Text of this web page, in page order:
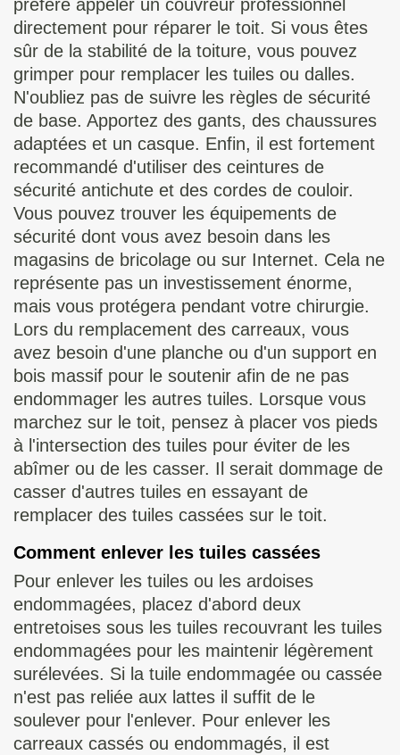
préfère appeler un couvreur professionnel
directement pour réparer le toit. Si vous êtes
sûr de la stabilité de la toiture, vous pouvez
grimper pour remplacer les tuiles ou dalles.
N'oubliez pas de suivre les règles de sécurité
de base. Apportez des gants, des chaussures
adaptées et un casque. Enfin, il est fortement
recommandé d'utiliser des ceintures de
sécurité antichute et des cordes de couloir.
Vous pouvez trouver les équipements de
sécurité dont vous avez besoin dans les
magasins de bricolage ou sur Internet. Cela ne
représente pas un investissement énorme,
mais vous protégera pendant votre chirurgie.
Lors du remplacement des carreaux, vous
avez besoin d'une planche ou d'un support en
bois massif pour le soutenir afin de ne pas
endommager les autres tuiles. Lorsque vous
marchez sur le toit, pensez à placer vos pieds
à l'intersection des tuiles pour éviter de les
abîmer ou de les casser. Il serait dommage de
casser d'autres tuiles en essayant de
remplacer des tuiles cassées sur le toit.
Comment enlever les tuiles cassées
Pour enlever les tuiles ou les ardoises
endommagées, placez d'abord deux
entretoises sous les tuiles recouvrant les tuiles
endommagées pour les maintenir légèrement
surélevées. Si la tuile endommagée ou cassée
n'est pas reliée aux lattes il suffit de le
soulever pour l'enlever. Pour enlever les
carreaux cassés ou endommagés, il est